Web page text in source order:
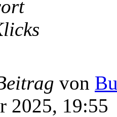
von
2025, 19:55